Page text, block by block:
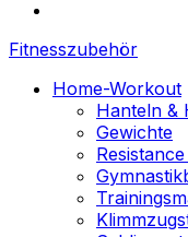
Fitnesszubehör
Home-Workout
Hanteln &
Gewichte